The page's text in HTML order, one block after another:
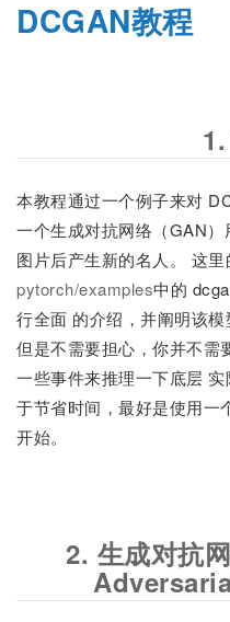
DCGAN教程
本教程通过一个例子来对
一个生成对抗网络（GAN
图片后产生新的名人。 这
pytorch/examples中的
行全面 的介绍，并阐明该模
但是不需要担心，你并不需
一些事件来推理一下底层
于节省时间，最好是使用一
开始。
2. 生成对抗